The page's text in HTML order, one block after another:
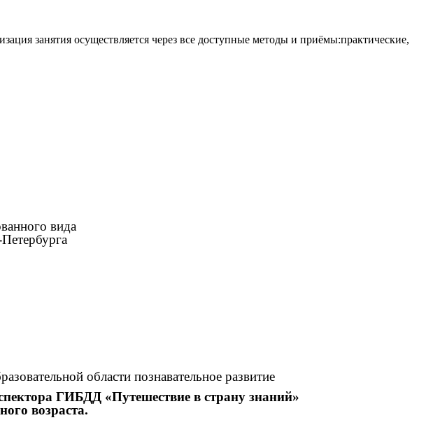
занятия осуществляется через все доступные методы и приёмы:практические,
вида
области познавательное развитие
ГИБДД «Путешествие в страну знаний»
возраста.